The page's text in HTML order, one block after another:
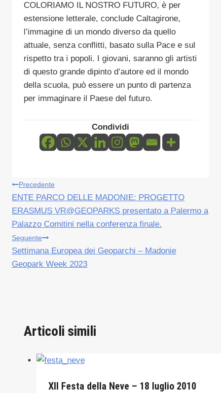
COLORIAMO IL NOSTRO FUTURO, è per
estensione letterale, conclude Caltagirone,
l’immagine di un mondo diverso da quello
attuale, senza conflitti, basato sulla Pace e sul
rispetto tra i popoli. I giovani, saranno gli artisti
di questo grande dipinto d’autore ed il mondo
della scuola, può essere un punto di partenza
per immaginare il Paese del futuro.
Condividi
Navigazione
articoli
Precedente
ENTE PARCO DELLE MADONIE: PROGETTO
ERASMUS VR@GEOPARKS presentato a Palermo a
Palazzo Comitini nella conferenza finale.
Seguente
Settimana Europea dei Geoparchi – Madonie
Geopark Week 2023
Articoli simili
XII Festa della Neve – 18 luglio 2010